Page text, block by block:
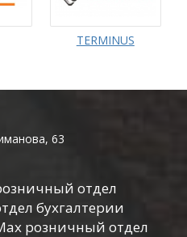
TERMINUS
63
отдел
бухгалтерии
розничный отдел